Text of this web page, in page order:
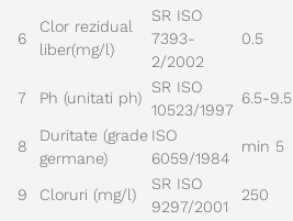
6
Clor rezidual
liber(mg/l)
SR ISO
7393-
2/2002
0.5
7 Ph (unitati ph)
SR ISO
10523/1997
6.5-9.5
8
Duritate (grade
germane)
ISO
6059/1984
min 5
9 Cloruri (mg/l)
SR ISO
9297/2001
250